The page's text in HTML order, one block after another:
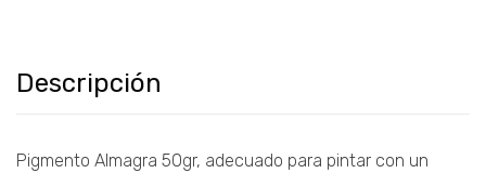
Descripción
Pigmento Almagra 50gr, adecuado para pintar con un